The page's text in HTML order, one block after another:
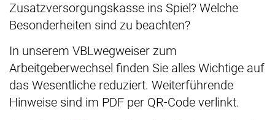
Zusatzversorgungskasse ins Spiel? Welche
Besonderheiten sind zu beachten?
In unserem VBLwegweiser zum
Arbeitgeberwechsel finden Sie alles Wichtige auf
das Wesentliche reduziert. Weiterführende
Hinweise sind im PDF per QR-Code verlinkt.